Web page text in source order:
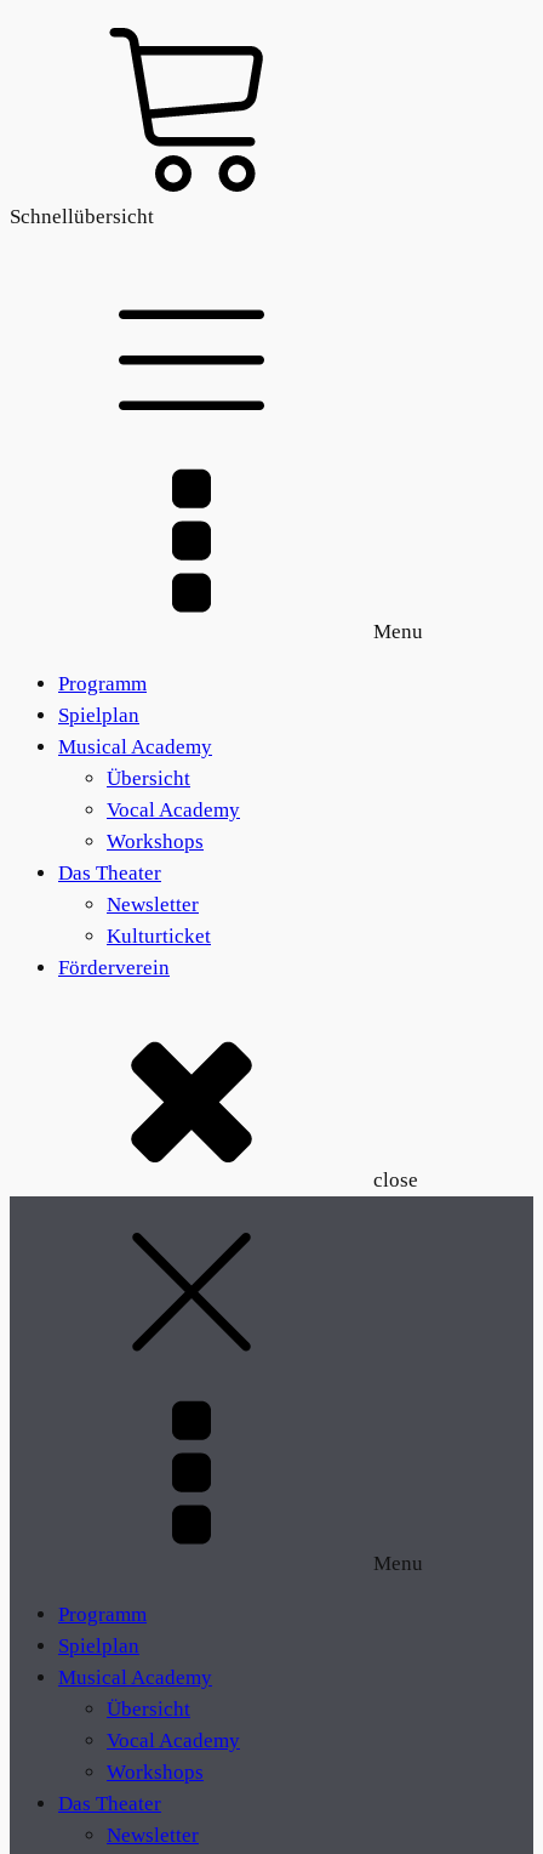
Schnellübersicht
Menu
Programm
Spielplan
Musical Academy
Übersicht
Vocal Academy
Workshops
Das Theater
Newsletter
Kulturticket
Förderverein
close
Menu
Programm
Spielplan
Musical Academy
Übersicht
Vocal Academy
Workshops
Das Theater
Newsletter